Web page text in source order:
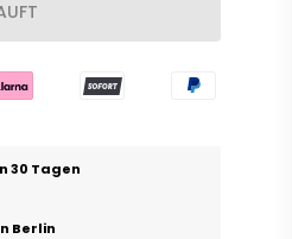
30 Tagen
Berlin